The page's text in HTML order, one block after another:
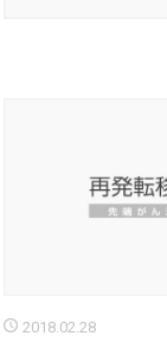
2018.02.28